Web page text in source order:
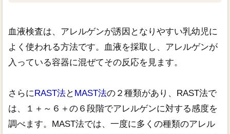
血液検査は、アレルゲンが誘因となりやすい乳幼児に
よく使われる方法です。血液を採取し、アレルゲンが
入っている容器に混ぜてその反応を見ます。
さらに RAST法と MAST法の２種類があり、RAST法で
は、１＋～６＋の６段階でアレルゲンに対する感度を
調べます。MAST法では、一度に多くの種類のアレル